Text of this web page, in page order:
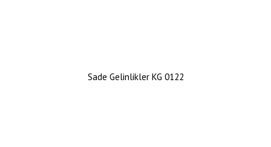
Sade Gelinlikler KG 0122